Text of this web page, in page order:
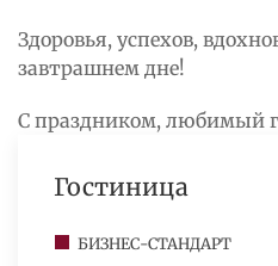
Здоровья, успехов,
завтрашнем дне!
С праздником, любимый
Гостиница
БИЗНЕС-СТАНДАРТ